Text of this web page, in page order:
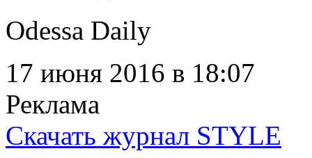
Odessa Daily
17 июня 2016 в 18:07
Реклама
Скачать журнал STYLE